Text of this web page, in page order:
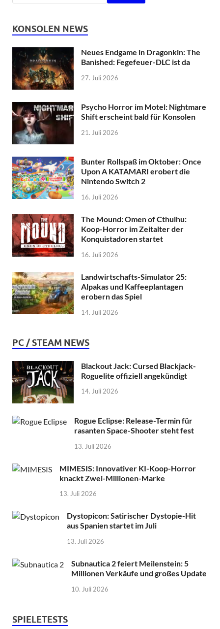
KONSOLEN NEWS
Neues Endgame in Dragonkin: The
Banished: Fegefeuer-DLC ist da
27. Juli 2026
Psycho Horror im Motel: Nightmare
Shift erscheint bald für Konsolen
21. Juli 2026
Bunter Rollspaß im Oktober: Once
Upon A KATAMARI erobert die
Nintendo Switch 2
16. Juli 2026
The Mound: Omen of Cthulhu:
Koop-Horror im Zeitalter der
Konquistadoren startet
16. Juli 2026
Landwirtschafts-Simulator 25:
Alpakas und Kaffeeplantagen
erobern das Spiel
14. Juli 2026
PC / STEAM NEWS
Blackout Jack: Cursed Blackjack-
Roguelite offiziell angekündigt
14. Juli 2026
Rogue Eclipse: Release-Termin für
rasanten Space-Shooter steht fest
13. Juli 2026
MIMESIS: Innovativer KI-Koop-Horror
knackt Zwei-Millionen-Marke
13. Juli 2026
Dystopicon: Satirischer Dystopie-Hit
aus Spanien startet im Juli
13. Juli 2026
Subnautica 2 feiert Meilenstein: 5
Millionen Verkäufe und großes Update
10. Juli 2026
SPIELETESTS